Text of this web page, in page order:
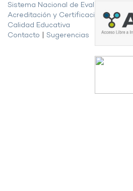
Sistema Nacional de Evaluación,
Acreditación y Certificación de la
Calidad Educativa
Contacto
Sugerencias